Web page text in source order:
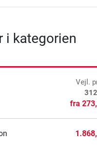
i kategorien
Vejl.
fra273,
1.868,